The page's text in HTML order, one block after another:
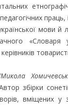
праць,
мови й
«Словаря
збірки
вміщених у